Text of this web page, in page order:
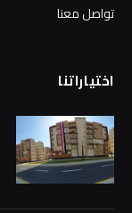
تواصل معنا
اختياراتنا